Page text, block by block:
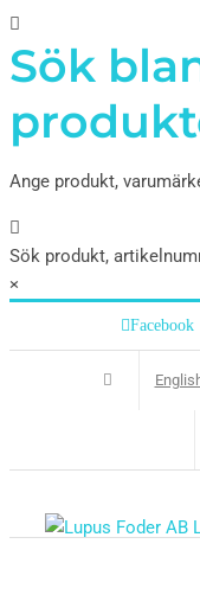
Sök
Ange produkt,
Sök produkt,
×
Facebook